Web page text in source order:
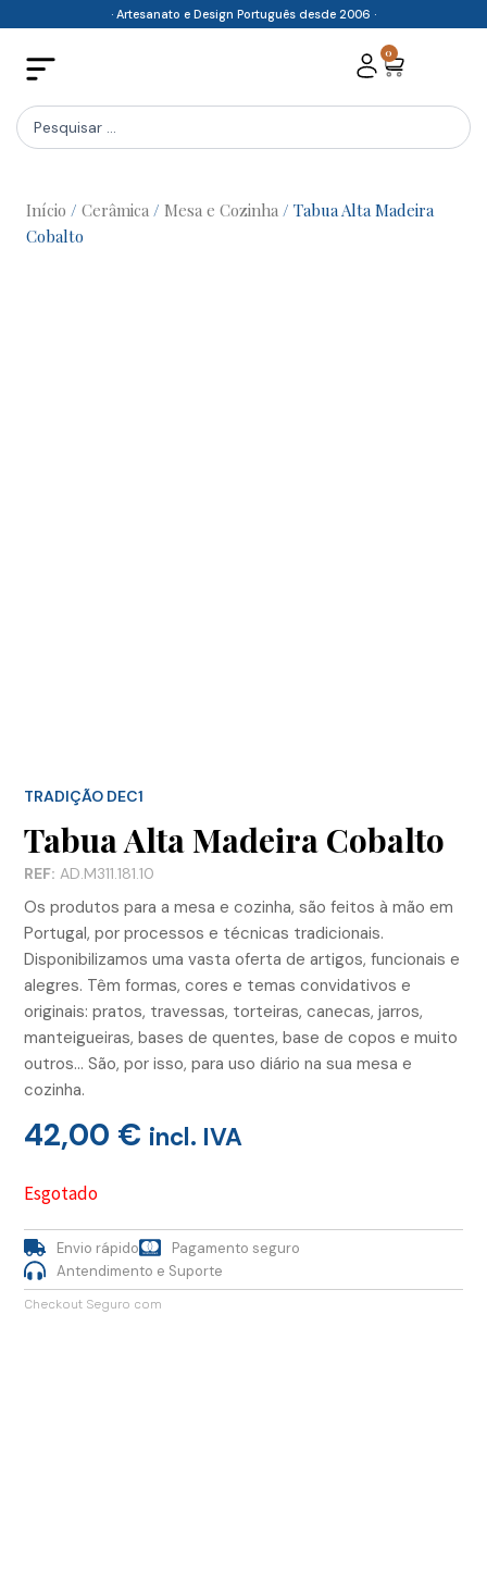
content
· Artesanato e Design Português desde 2006 ·
0
Cart
Search
...
Início / Cerâmica / Mesa e Cozinha / Tabua Alta Madeira
Cobalto
TRADIÇÃO DEC1
Tabua Alta Madeira Cobalto
REF: AD.M311.181.10
Os produtos para a mesa e cozinha, são feitos à mão em
Portugal, por processos e técnicas tradicionais.
Disponibilizamos uma vasta oferta de artigos, funcionais e
alegres. Têm formas, cores e temas convidativos e
originais: pratos, travessas, torteiras, canecas, jarros,
manteigueiras, bases de quentes, base de copos e muito
outros… São, por isso, para uso diário na sua mesa e
cozinha.
42,00 € incl. IVA
Esgotado
Envio rápido
Pagamento seguro
Antendimento e Suporte
Checkout Seguro com